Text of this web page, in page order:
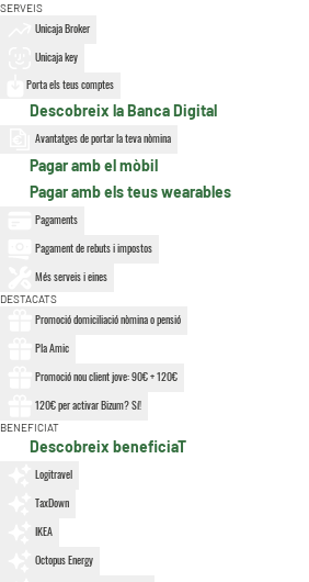
SERVEIS
Unicaja Broker
Unicaja key
Porta els teus comptes
Descobreix la Banca Digital
Avantatges de portar la teva nòmina
Pagar amb el mòbil
Pagar amb els teus wearables
Pagaments
Pagament de rebuts i impostos
Més serveis i eines
DESTACATS
Promoció domiciliació nòmina o pensió
Pla Amic
Promoció nou client jove: 90€ + 120€
120€ per activar Bizum? Sí!
BENEFICIAT
Descobreix beneficiaT
Logitravel
TaxDown
IKEA
Octopus Energy